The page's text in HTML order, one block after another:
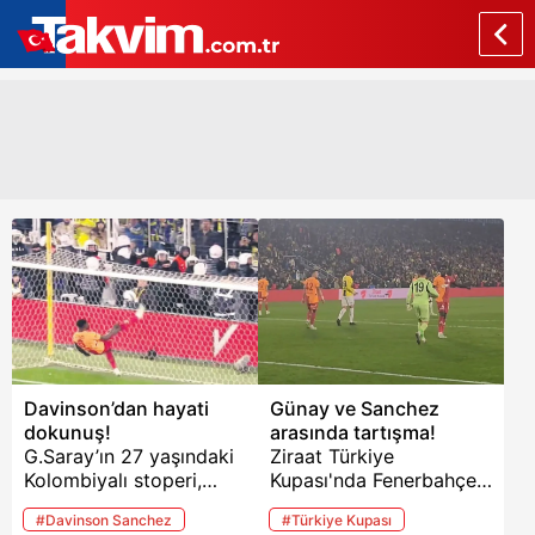
Davinson’dan hayati
dokunuş!
G.Saray’ın 27 yaşındaki
Kolombiyalı stoperi,
uzatma dakikaların son
anlarında Milan
#Davinson Sanchez
Günay ve Sanchez
arasında tartışma!
Ziraat Türkiye
Kupası'nda Fenerbahçe
ile Galatasaray karşı
karşıya geldi. İki dev
#Türkiye Kupası